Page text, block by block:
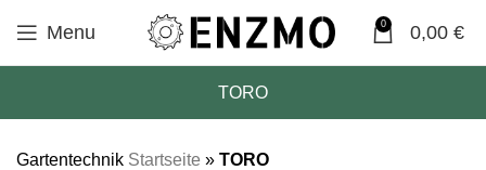
Menu 0 0,00 €
TORO
Gartentechnik Startseite » TORO